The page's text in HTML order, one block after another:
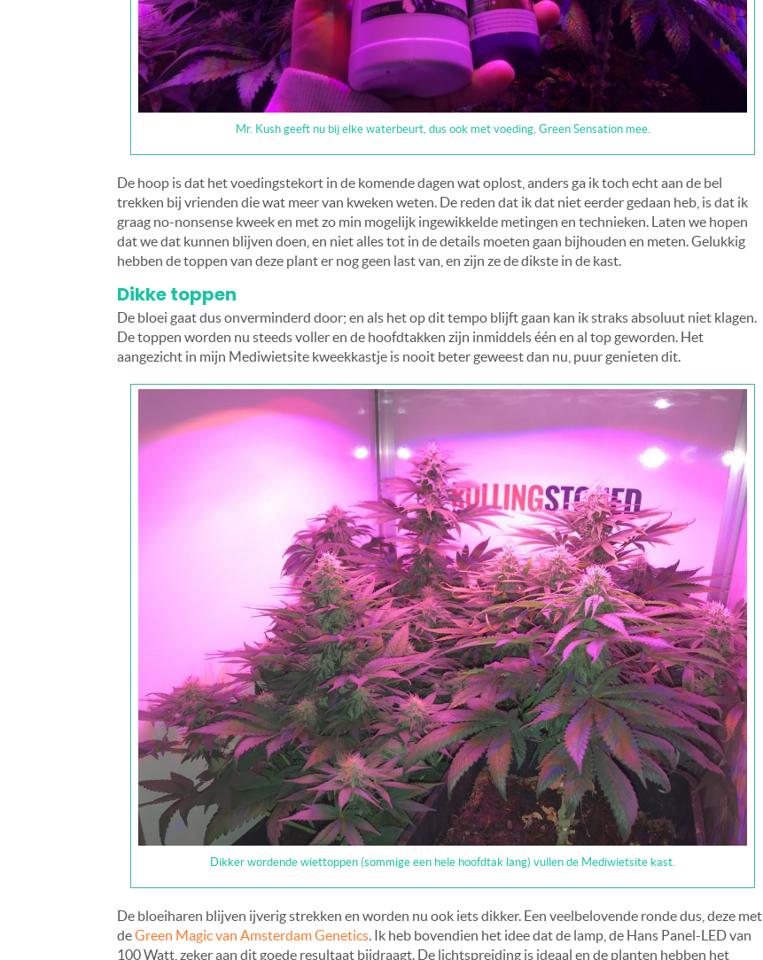
Mr. Kush geeft nu bij elke waterbeurt, dus ook met voeding, Green Sensation mee.
De hoop is dat het voedingstekort in de komende dagen wat oplost, anders ga ik toch echt aan de bel
trekken bij vrienden die wat meer van kweken weten. De reden dat ik dat niet eerder gedaan heb, is dat ik
graag no-nonsense kweek en met zo min mogelijk ingewikkelde metingen en technieken. Laten we hopen
dat we dat kunnen blijven doen, en niet alles tot in de details moeten gaan bijhouden en meten. Gelukkig
hebben de toppen van deze plant er nog geen last van, en zijn ze de dikste in de kast.
Dikke toppen
De bloei gaat dus onverminderd door; en als het op dit tempo blijft gaan kan ik straks absoluut niet klagen.
De toppen worden nu steeds voller en de hoofdtakken zijn inmiddels één en al top geworden. Het
aangezicht in mijn Mediwietsite kweekkastje is nooit beter geweest dan nu, puur genieten dit.
Dikker wordende wiettoppen (sommige een hele hoofdtak lang) vullen de Mediwietsite kast.
De bloeiharen blijven ijverig strekken en worden nu ook iets dikker. Een veelbelovende ronde dus, deze met
deGreen Magic van Amsterdam Genetics. Ik heb bovendien het idee dat de lamp, de Hans Panel-LED van
100 Watt, zeker aan dit goede resultaat bijdraagt. De lichtspreiding is ideaal en de planten hebben het